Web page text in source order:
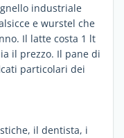
industriale
e wurstel che
Il latte costa 1 lt
il prezzo. Il pane di
particolari dei
il dentista, i